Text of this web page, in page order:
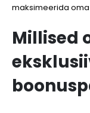
maksimeerida
Millised